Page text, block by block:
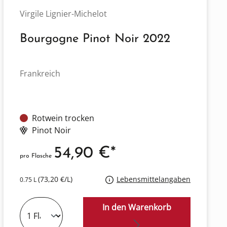
Virgile Lignier-Michelot
Bourgogne Pinot Noir 2022
Frankreich
Rotwein trocken
Pinot Noir
0.75 L(73,20 €/L) Lebensmittelangaben
pro Flasche 54,90 €*
In den Warenkorb